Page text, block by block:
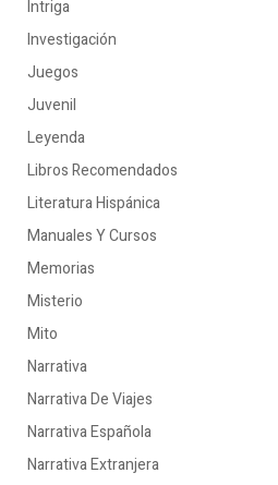
Intriga
Investigación
Juegos
Juvenil
Leyenda
Libros Recomendados
Literatura Hispánica
Manuales Y Cursos
Memorias
Misterio
Mito
Narrativa
Narrativa De Viajes
Narrativa Española
Narrativa Extranjera